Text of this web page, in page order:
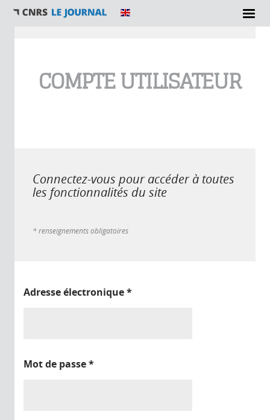
COMPTE UTILISATEUR
Connectez-vous pour accéder à toutes
les fonctionnalités du site
* renseignements obligatoires
Adresse électronique*
Mot de passe*